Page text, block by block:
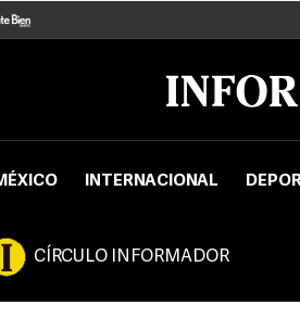
INTERNACIONAL
CÍRCULO INFORMADOR